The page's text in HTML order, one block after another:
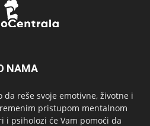
NAMA
da reše svoje emotivne, životne i
pristupom mentalnom
i psiholozi će Vam pomoći da